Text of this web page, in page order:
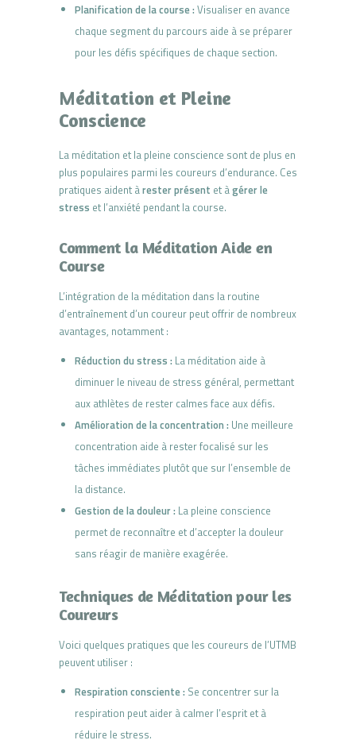
Planification de la course : Visualiser en avance
chaque segment du parcours aide à se préparer
pour les défis spécifiques de chaque section.
Méditation et Pleine
Conscience
La méditation et la pleine conscience sont de plus en
plus populaires parmi les coureurs d’endurance. Ces
pratiques aident àrester présent et àgérer le
stress et l’anxiété pendant la course.
Comment la Méditation Aide en
Course
L’intégration de la méditation dans la routine
d’entraînement d’un coureur peut offrir de nombreux
avantages, notamment :
Réduction du stress : La méditation aide à
diminuer le niveau de stress général, permettant
aux athlètes de rester calmes face aux défis.
Amélioration de la concentration : Une meilleure
concentration aide à rester focalisé sur les
tâches immédiates plutôt que sur l’ensemble de
la distance.
Gestion de la douleur : La pleine conscience
permet de reconnaître et d’accepter la douleur
sans réagir de manière exagérée.
Techniques de Méditation pour les
Coureurs
Voici quelques pratiques que les coureurs de l’UTMB
peuvent utiliser :
Respiration consciente : Se concentrer sur la
respiration peut aider à calmer l’esprit et à
réduire le stress.